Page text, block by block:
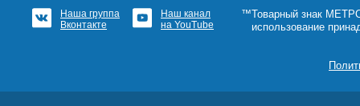
Наша группа
Вконтакте
Наш канал
на YouTube
™Товарный знак
использование